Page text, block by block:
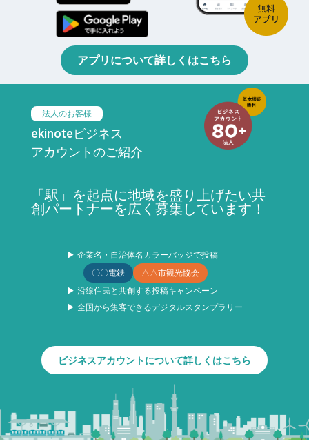
アプリについて詳しくはこちら
法人のお客様
ekinoteビジネス
アカウントのご紹介
「駅」を起点に地域を盛り上げたい共
創パートナーを広く募集しています！
▶ 企業名・自治体名カラーバッジで投稿
〇〇電鉄
△△市観光協会
▶ 沿線住民と共創する投稿キャンペーン
▶ 全国から集客できるデジタルスタンプラリー
ビジネスアカウントについて詳しくはこちら